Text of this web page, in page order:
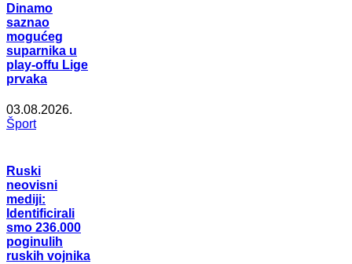
Dinamo
saznao
mogućeg
suparnika u
play-offu Lige
prvaka
03.08.2026.
Šport
Ruski
neovisni
mediji:
Identificirali
smo 236.000
poginulih
ruskih vojnika